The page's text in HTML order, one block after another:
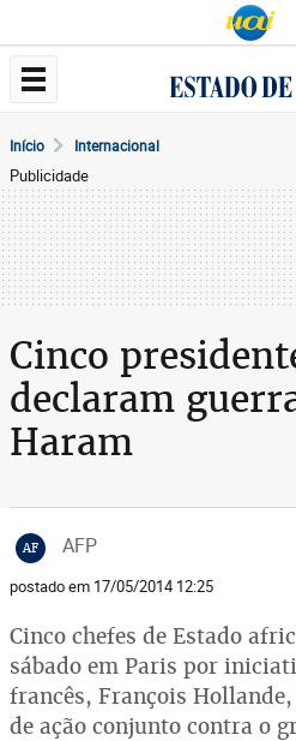
Início Internacional
Publicidade
Cinco
declaram
Haram
AF AFP
postado em 17/05/2014 12:25
Cinco chefes de Estado
sábado em Paris por
francês, François
de ação conjunto contra o